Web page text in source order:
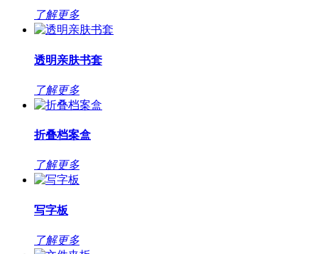
了解更多
透明亲肤书套
了解更多
折叠档案盒
了解更多
写字板
了解更多